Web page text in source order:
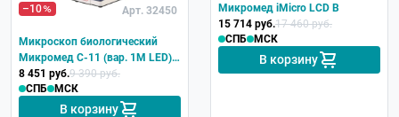
–10 Арт. 32450
Микроскоп биологический
Микромед С-11 (вар. 1М LED) с
препаратоводителем
8 451 руб.9 390 руб.
СПБ
МСК
В корзину
Микромед iMicro LCD В
15 714 руб.17 460 руб.
СПБ
МСК
В корзину